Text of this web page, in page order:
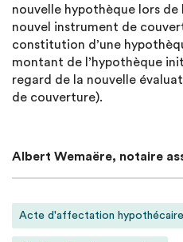
nouvelle hypothèque lors
nouvel instrument de
constitution d’une
montant de l’hypothèque
regard de la nouvelle
de couverture).
Albert Wemaëre, notaire
Acte d'affectation hypothécaire